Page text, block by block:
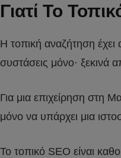
Γιατί Το
Η τοπική αναζήτηση έχει
συστάσεις μόνο· ξεκινά
Για μια επιχείρηση στη
μόνο να υπάρχει μια
Το τοπικό SEO είναι